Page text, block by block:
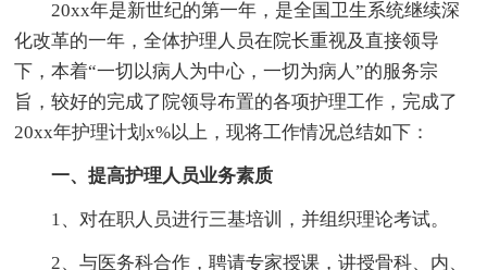
20xx年是新世纪的第一年，是全国卫生系统继续深
化改革的一年，全体护理人员在院长重视及直接领导
下，本着“一切以病人为中心，一切为病人”的服务宗
旨，较好的完成了院领导布置的各项护理工作，完成了
20xx年护理计划x%以上，现将工作情况总结如下：
一、提高护理人员业务素质
1、对在职人员进行三基培训，并组织理论考试。
2、与医务科合作，聘请专家授课，讲授骨科、内、